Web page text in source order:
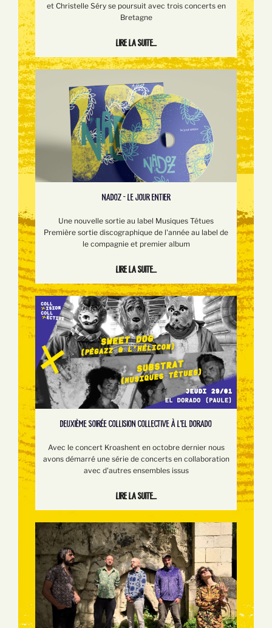
et Christelle Séry se poursuit avec trois concerts en
Bretagne
Lire la suite...
NADOZ - LE JOUR ENTIER
Une nouvelle sortie au label Musiques Têtues
Première sortie discographique de l'année au label de
le compagnie et premier album
Lire la suite...
DEUXIÈME SOIRÉE COLLISION COLLECTIVE À L'EL DORADO
Avec le concert Kroashent en octobre dernier nous
avons démarré une série de concerts en collaboration
avec d'autres ensembles issus
Lire la suite...